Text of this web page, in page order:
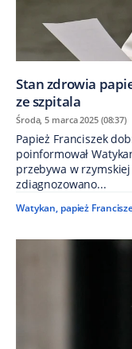
Stan zdrowia
ze szpitala
Środa, 5 marca 2025 (08:37)
Papież Franciszek
poinformował
przebywa w
zdiagnozowano...
Watykan, papież